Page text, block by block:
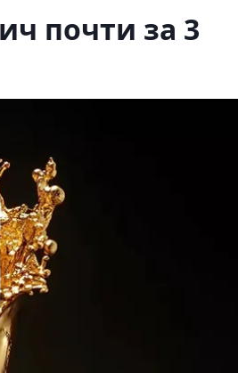
почти за 3